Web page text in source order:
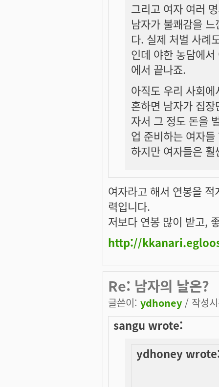
그리고 여자 여러
남자가 불쾌감을
다. 실제 처벌 사례
인데 야한 농담에
에서 끝나죠.
아직도 우리 사회
혼하면 남자가 집
자서 그 정도 돈을
업 준비하는 여자
하지만 여자들은
여자라고 해서 연봉을
력입니다.
저보다 연봉 많이 받고,
http://
Re: 남자의 날은?
글쓴이: ydhoney / 작성
sangu wrote:
ydhoney